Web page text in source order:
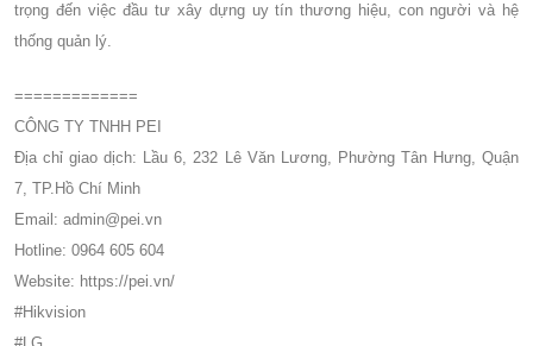
trọng đến việc đầu tư xây dựng uy tín thương hiệu, con người và hệ
thống quản lý.
=============
CÔNG TY TNHH PEI
Địa chỉ giao dịch: Lầu 6, 232 Lê Văn Lương, Phường Tân Hưng, Quận
7, TP.Hồ Chí Minh
Email: admin@pei.vn
Hotline: 0964 605 604
Website: https://pei.vn/
#Hikvision